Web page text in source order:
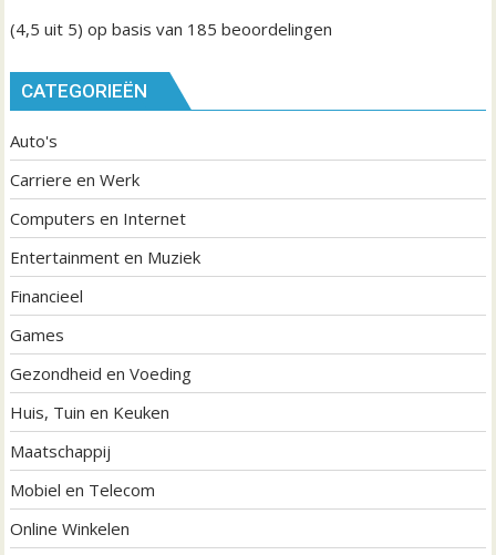
(4,5 uit 5) op basis van 185 beoordelingen
CATEGORIEËN
Auto's
Carriere en Werk
Computers en Internet
Entertainment en Muziek
Financieel
Games
Gezondheid en Voeding
Huis, Tuin en Keuken
Maatschappij
Mobiel en Telecom
Online Winkelen